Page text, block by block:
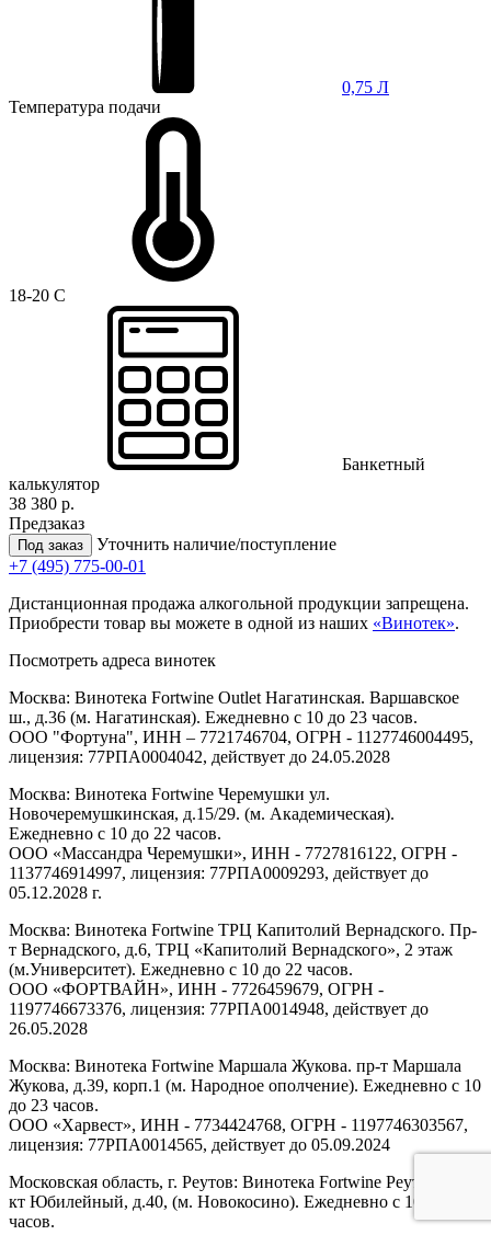
0,75 Л
Температура подачи
18-20 C
Банкетный
калькулятор
38 380 р.
Предзаказ
Под заказ
Уточнить наличие/поступление
+7 (495) 775-00-01
Дистанционная продажа алкогольной продукции запрещена.
Приобрести товар вы можете в одной из наших «Винотек».
Посмотреть адреса винотек
Москва: Винотека Fortwine Outlet Нагатинская. Варшавское
ш., д.36 (м. Нагатинская). Ежедневно с 10 до 23 часов.
ООО "Фортуна", ИНН – 7721746704, ОГРН - 1127746004495,
лицензия: 77РПА0004042, действует до 24.05.2028
Москва: Винотека Fortwine Черемушки ул.
Новочеремушкинская, д.15/29. (м. Академическая).
Ежедневно с 10 до 22 часов.
ООО «Массандра Черемушки», ИНН - 7727816122, ОГРН -
1137746914997, лицензия: 77РПА0009293, действует до
05.12.2028 г.
Москва: Винотека Fortwine ТРЦ Капитолий Вернадского. Пр-
т Вернадского, д.6, ТРЦ «Капитолий Вернадского», 2 этаж
(м.Университет). Ежедневно с 10 до 22 часов.
ООО «ФОРТВАЙН», ИНН - 7726459679, ОГРН -
1197746673376, лицензия: 77РПА0014948, действует до
26.05.2028
Москва: Винотека Fortwine Маршала Жукова. пр-т Маршала
Жукова, д.39, корп.1 (м. Народное ополчение). Ежедневно с 10
до 23 часов.
ООО «Харвест», ИНН - 7734424768, ОГРН - 1197746303567,
лицензия: 77РПА0014565, действует до 05.09.2024
Московская область, г. Реутов: Винотека Fortwine Реутов. пр-
кт Юбилейный, д.40, (м. Новокосино). Ежедневно с 10 до 22
часов.